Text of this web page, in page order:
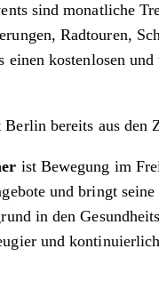
sind monatliche
Radtouren,
einen kostenlosen
bereits aus den
ist Bewegung im
und bringt
in den
und